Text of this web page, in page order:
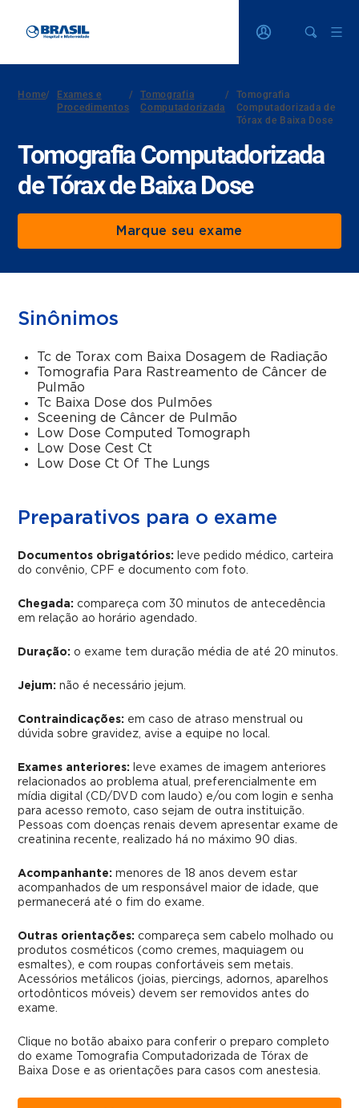
Home/
Exames e
Procedimentos
/
Tomografia
Computadorizada
/
Tomografia
Computadorizada de
Tórax de Baixa Dose
Tomografia Computadorizada
de Tórax de Baixa Dose
Marque seu exame
Sinônimos
Tc de Torax com Baixa Dosagem de Radiação
Tomografia Para Rastreamento de Câncer de
Pulmão
Tc Baixa Dose dos Pulmões
Sceening de Câncer de Pulmão
Low Dose Computed Tomograph
Low Dose Cest Ct
Low Dose Ct Of The Lungs
Preparativos para o exame
Documentos obrigatórios:
leve pedido médico, carteira
do convênio, CPF e documento com foto.
Chegada: compareça com 30 minutos de antecedência
em relação ao horário agendado.
Duração: o exame tem duração média de até 20 minutos.
Jejum: não é necessário jejum.
Contraindicações: em caso de atraso menstrual ou
dúvida sobre gravidez, avise a equipe no local.
Exames anteriores:
leve exames de imagem anteriores
relacionados ao problema atual, preferencialmente em
mídia digital (CD/DVD com laudo) e/ou com login e senha
para acesso remoto, caso sejam de outra instituição.
Pessoas com doenças renais devem apresentar exame de
creatinina recente, realizado há no máximo 90 dias.
Acompanhante: menores de 18 anos devem estar
acompanhados de um responsável maior de idade, que
permanecerá até o fim do exame.
Outras orientações: compareça sem cabelo molhado ou
produtos cosméticos (como cremes, maquiagem ou
esmaltes), e com roupas confortáveis sem metais.
Acessórios metálicos (joias, piercings, adornos, aparelhos
ortodônticos móveis) devem ser removidos antes do
exame.
Clique no botão abaixo para conferir o preparo completo
do exame Tomografia Computadorizada de Tórax de
Baixa Dose e as orientações para casos com anestesia.